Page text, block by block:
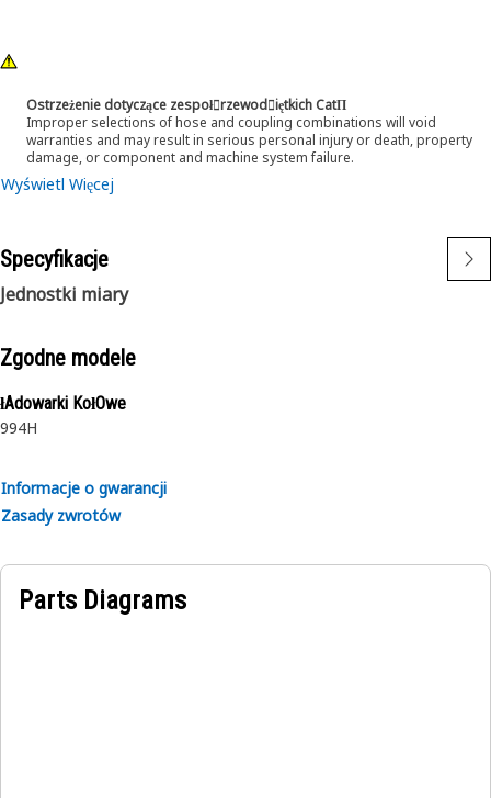
Ostrzeżenie dotyczące zespoł󷠰rzewod󷠧iętkich CatΠ
Improper selections of hose and coupling combinations will void
warranties and may result in serious personal injury or death, property
damage, or component and machine system failure.
Wyświetl Więcej
Specyfikacje
Jednostki miary
Zgodne modele
łAdowarki KołOwe
994H
Informacje o gwarancji
Zasady zwrotów
Parts Diagrams